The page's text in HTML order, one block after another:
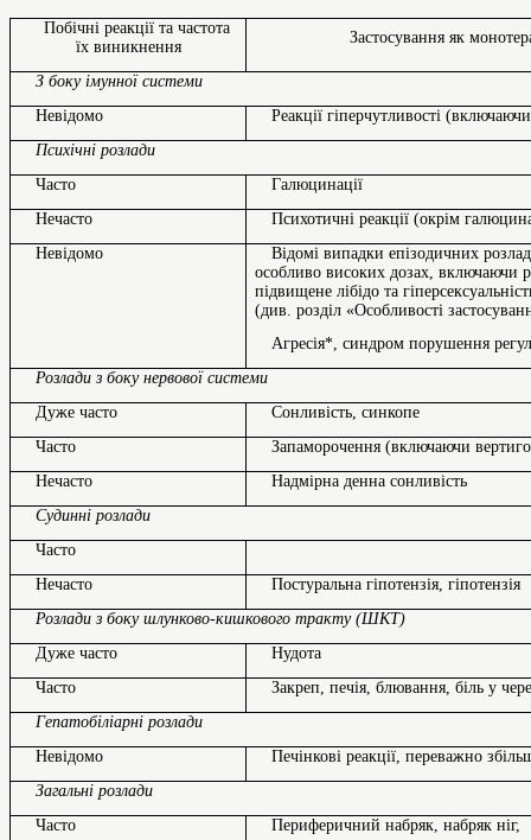
Побічні реакції та частота
їх виникнення
Застосування як
З боку імунної системи
Невідомо
Реакції гіперчутливості
Психічні розлади
Часто
Галюцинації
Нечасто
Психотичні реакції (окрім
Невідомо
Відомі випадки епізодичних
особливо високих дозах, включаючи
підвищене лібідо та
(див. розділ «Особливості
Агресія*, синдром порушення
Розлади з боку нервової системи
Дуже часто
Сонливість, синкопе
Часто
Запаморочення (включаючи
Нечасто
Надмірна денна сонливість
Судинні розлади
Часто
Нечасто
Постуральна гіпотензія, гіпотензія
Розлади з боку шлунково-кишкового тракту (ШКТ)
Дуже часто
Нудота
Часто
Закреп, печія, блювання, біль у
Гепатобіліарні розлади
Невідомо
Печінкові реакції, переважно
Загальні розлади
Часто
Периферичний набряк, набряк ніг,